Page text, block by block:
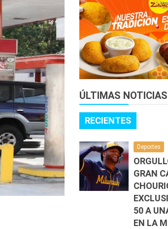
ÚLTIMAS NOTICIAS
RECIENTES
Deportes
GRAN
50 A
EN LA